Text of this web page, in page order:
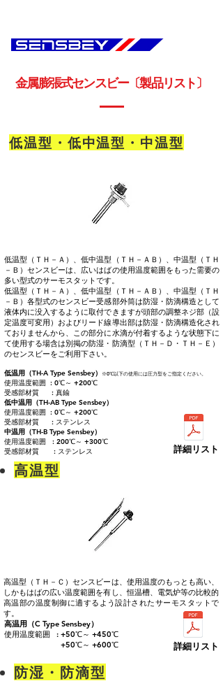
金属膨張式センスビー〔製品リスト〕
低温型・低中温型・中温型
低温型（ＴＨ－Ａ）、低中温型（ＴＨ－ＡＢ）、中温型（ＴＨ
－Ｂ）センスビーは、広いはばの使用温度範囲をもった需要の
多い型式のサーモスタットです。
低温型（ＴＨ－Ａ）、低中温型（ＴＨ－ＡＢ）、中温型（ＴＨ
－Ｂ）各型式のセンスビー受感部外筒は防湿・防滴構造として
液体内に没入するように取付できますが頭部の調整ネジ部（設
定温度可変用）およびリード線導出部は防湿・防滴構造化され
ておりませんから、この部分に水滴が付着するような状態下に
て使用する場含は別掲の防湿・防滴型（ＴＨ－Ｄ・ＴＨ－Ｅ）
のセンスビーをご利用下さい。
低温用（TH-A Type Sensbey） ※0℃以下の使用には圧力型をご指定ください。
使用温度範囲 : 0℃～ +200℃
受感部材質 : 真鍮
低中温用（TH-AB Type Sensbey）
使用温度範囲 : 0℃～ +200℃
受感部材質 : ステンレス
中温用（TH-B Type Sensbey）
使用温度範囲 : 200℃～ +300℃
受感部材質 : ステンレス
詳細リスト
高温型
高温用（C Type Sensbey）
使用温度範囲 : +50℃～ +450℃
+50℃～ +600℃
高温型（ＴＨ－Ｃ）センスビーは、使用温度のもっとも高い、
しかもはばの広い温度範囲を有し、恒温槽、電気炉等の比較的
高温部の温度制御に適するよう設計されたサーモスタットで
す。
詳細リスト
防湿・防滴型